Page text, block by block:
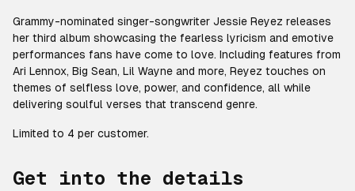
Grammy-nominated singer-songwriter Jessie Reyez releases
her third album showcasing the fearless lyricism and emotive
performances fans have come to love. Including features from
Ari Lennox, Big Sean, Lil Wayne and more, Reyez touches on
themes of selfless love, power, and confidence, all while
delivering soulful verses that transcend genre.
Limited to 4 per customer.
Get into the details